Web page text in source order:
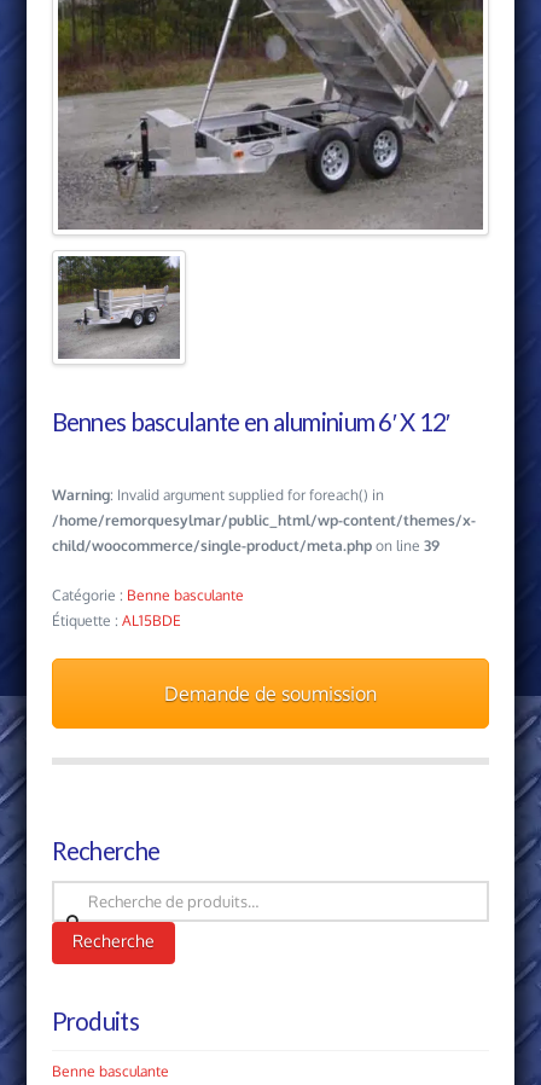
Bennes basculante en aluminium 6′ X 12′
Warning: Invalid argument supplied for foreach() in
/home/remorquesylmar/public_html/wp-content/themes/x-
child/woocommerce/single-product/meta.phpon line 39
Catégorie : Benne basculante
Étiquette : AL15BDE
Demande de soumission
Recherche
Recherche
pour :
Recherche
Produits
Benne basculante